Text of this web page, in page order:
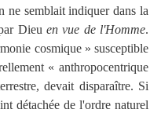
ne semblait indiquer dans la
Dieu en vue de l'Homme.
cosmique » susceptible
« anthropocentrique
devait disparaître. Si
détachée de l'ordre naturel